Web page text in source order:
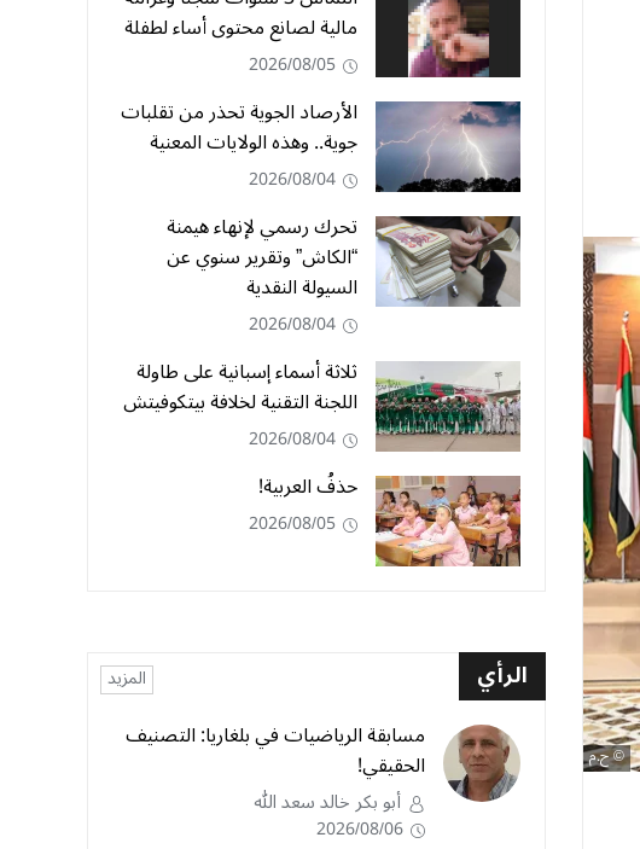
ح.م
مالية لصانع محتوى أساء لطفلة
2026/08/05
الأرصاد الجوية تحذر من تقلبات
جوية.. وهذه الولايات المعنية
2026/08/04
تحرك رسمي لإنهاء هيمنة
“الكاش” وتقرير سنوي عن
السيولة النقدية
2026/08/04
ثلاثة أسماء إسبانية على طاولة
اللجنة التقنية لخلافة بيتكوفيتش
2026/08/04
حذفُ العربية!
2026/08/05
الرأي المزيد
مسابقة الرياضيات في بلغاريا: التصنيف
الحقيقي!
أبو بكر خالد سعد الله
2026/08/06